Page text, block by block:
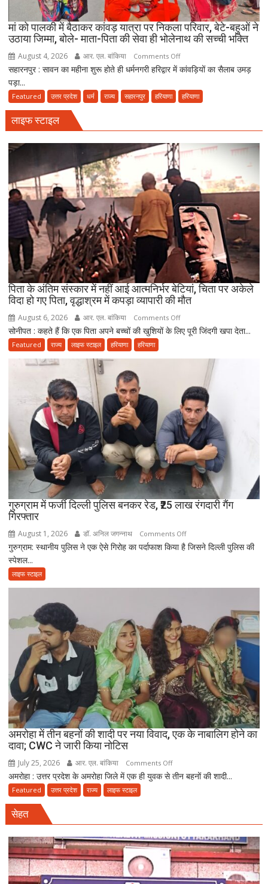
मस्जिद
में
पढ़ें
नमाज,
ही
मां को पालकी में बैठाकर कांवड़ यात्रा पर निकला परिवार, बेटे-बहुओं ने
उठाया जिम्मा, बोले- माता-पिता की सेवा ही भोलेनाथ की सच्ची भक्ति
August 4, 2026 आर. एल. बांकिया Comments Offon
मां
पालकी
कांवड़
निकला
परिवार,
बहुओं
ने
उठाया
जिम्मा,
बोले-
माता-
पिता
की
सेवा
ही
की
सहारनपुर : सावन का महीना शुरू होते ही धर्मनगरी हरिद्वार में कांवड़ियों का सैलाब उमड़
पड़ा...
Featured उत्तर प्रदेश धर्म राज्य सहारनपुर हरियाणा हरियाणा
लाइफ स्टाइल
पिता के अंतिम संस्कार में नहीं आई आत्मनिर्भर बेटियां, चिता पर अकेले
विदा हो गए पिता, वृद्धाश्रम में कपड़ा व्यापारी की मौत
August 6, 2026 आर. एल. बांकिया Comments Offon
पिता
अंतिम
नहीं
आई
आत्मनिर्भर
बेटियां,
चिता
पर
अकेले
विदा
हो
वृद्धाश्रम
सोनीपत : कहते हैं कि एक पिता अपने बच्चों की खुशियों के लिए पूरी जिंदगी खपा देता...
Featured राज्य लाइफ स्टाइल हरियाणा हरियाणा
गुरुग्राम में फर्जी दिल्ली पुलिस बनकर रेड, ₹25 लाख रंगदारी गैंग
गिरफ्तार
August 1, 2026 डॉ. अनिल जगन्नाथ Comments Offon
गुरुग्राम
रेड,
₹25
लाख
रंगदारी
गैंग
गिरफ्तार
गुरुग्राम: स्थानीय पुलिस ने एक ऐसे गिरोह का पर्दाफाश किया है जिसने दिल्ली पुलिस की
स्पेशल...
लाइफ स्टाइल
अमरोहा में तीन बहनों की शादी पर नया विवाद, एक के नाबालिग होने का
दावा; CWC ने जारी किया नोटिस
July 25, 2026 आर. एल. बांकिया Comments Offon
अमरोहा
की
शादी
पर
नया
विवाद,
अमरोहा : उत्तर प्रदेश के अमरोहा जिले में एक ही युवक से तीन बहनों की शादी...
Featured उत्तर प्रदेश राज्य लाइफ स्टाइल
सेहत